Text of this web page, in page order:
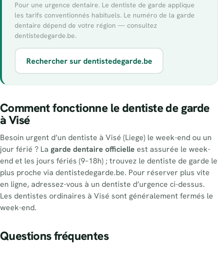
Pour une urgence dentaire. Le dentiste de garde applique
les tarifs conventionnés habituels. Le numéro de la garde
dentaire dépend de votre région — consultez
dentistedegarde.be.
Rechercher sur dentistedegarde.be
Comment fonctionne le dentiste de garde
à Visé
Besoin urgent d’un dentiste à Visé (Liege) le week-end ou un
jour férié ? La garde dentaire officielle est assurée le week-
end et les jours fériés (9–18h) ; trouvez le dentiste de garde le
plus proche via dentistedegarde.be. Pour réserver plus vite
en ligne, adressez-vous à un dentiste d’urgence ci-dessus.
Les dentistes ordinaires à Visé sont généralement fermés le
week-end.
Questions fréquentes